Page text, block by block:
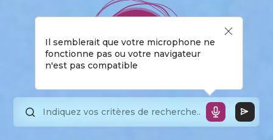
Il semblerait que votre microphone ne
fonctionne pas ou votre navigateur
n'est pas compatible